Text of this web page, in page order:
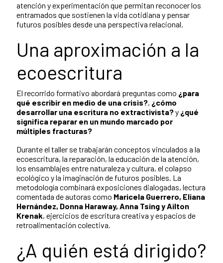
atención y experimentación que permitan reconocer los
entramados que sostienen la vida cotidiana y pensar
futuros posibles desde una perspectiva relacional.
Una aproximación a la
ecoescritura
El recorrido formativo abordará preguntas como ¿para
qué escribir en medio de una crisis?, ¿cómo
desarrollar una escritura no extractivista?y ¿qué
significa reparar en un mundo marcado por
múltiples fracturas?
Durante el taller se trabajarán conceptos vinculados a la
ecoescritura, la reparación, la educación de la atención,
los ensamblajes entre naturaleza y cultura, el colapso
ecológico y la imaginación de futuros posibles. La
metodología combinará exposiciones dialogadas, lectura
comentada de autoras como Maricela Guerrero, Eliana
Hernández, Donna Haraway, Anna Tsing y Ailton
Krenak, ejercicios de escritura creativa y espacios de
retroalimentación colectiva.
¿A quién está dirigido?